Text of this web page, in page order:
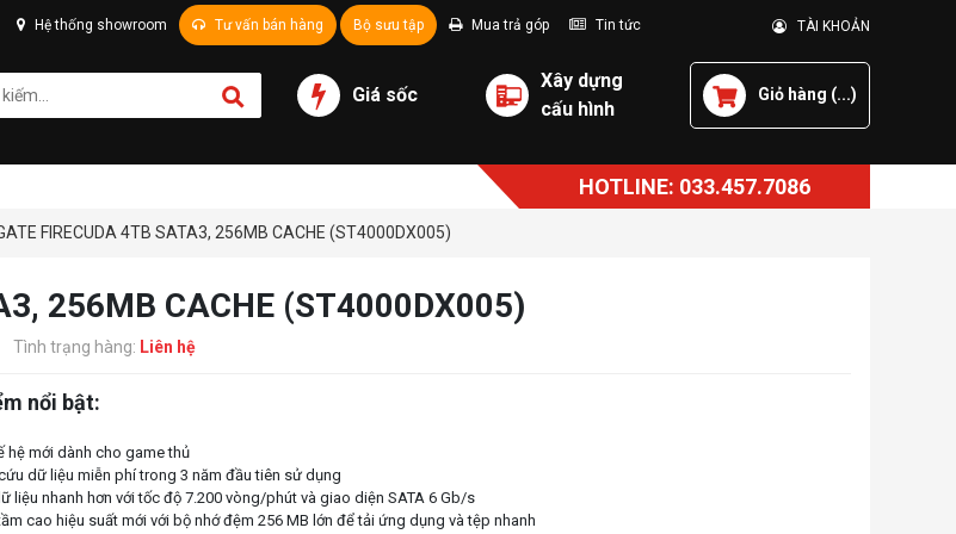
Hệ thống showroom Tư vấn bán hàng Bộ sưu tập Mua trả góp Tin tức TÀI KHOẢN
Giá sốc
Xây dựng
cấu hình
Giỏ hàng (...)
HOTLINE: 033.457.7086
FIRECUDA 4TB SATA3, 256MB CACHE (ST4000DX005)
256MB CACHE (ST4000DX005)
Tình trạng hàng: Liên hệ
nổi bật:
hệ mới dành cho game thủ
dữ liệu miễn phí trong 3 năm đầu tiên sử dụng
liệu nhanh hơn với tốc độ 7.200 vòng/phút và giao diện SATA 6 Gb/s
cao hiệu suất mới với bộ nhớ đệm 256 MB lớn để tải ứng dụng và tệp nhanh